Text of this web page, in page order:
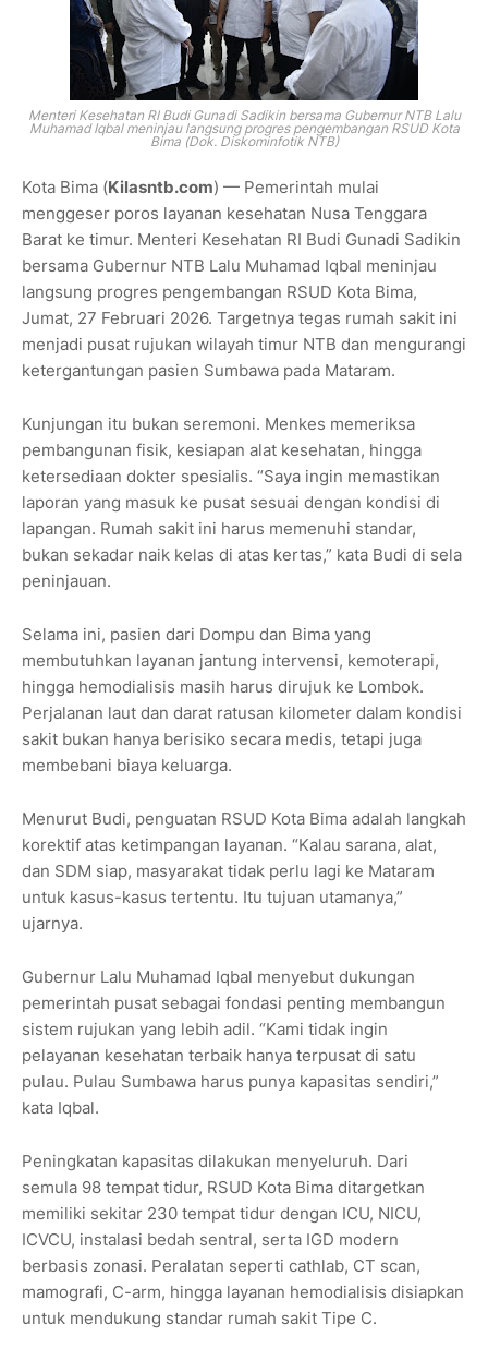
Menteri Kesehatan RI Budi Gunadi Sadikin bersama Gubernur NTB Lalu
Muhamad Iqbal meninjau langsung progres pengembangan RSUD Kota
Bima (Dok. Diskominfotik NTB)
Kota Bima (Kilasntb.com) — Pemerintah mulai
menggeser poros layanan kesehatan Nusa Tenggara
Barat ke timur. Menteri Kesehatan RI Budi Gunadi Sadikin
bersama Gubernur NTB Lalu Muhamad Iqbal meninjau
langsung progres pengembangan RSUD Kota Bima,
Jumat, 27 Februari 2026. Targetnya tegas rumah sakit ini
menjadi pusat rujukan wilayah timur NTB dan mengurangi
ketergantungan pasien Sumbawa pada Mataram.
Kunjungan itu bukan seremoni. Menkes memeriksa
pembangunan fisik, kesiapan alat kesehatan, hingga
ketersediaan dokter spesialis. “Saya ingin memastikan
laporan yang masuk ke pusat sesuai dengan kondisi di
lapangan. Rumah sakit ini harus memenuhi standar,
bukan sekadar naik kelas di atas kertas,” kata Budi di sela
peninjauan.
Selama ini, pasien dari Dompu dan Bima yang
membutuhkan layanan jantung intervensi, kemoterapi,
hingga hemodialisis masih harus dirujuk ke Lombok.
Perjalanan laut dan darat ratusan kilometer dalam kondisi
sakit bukan hanya berisiko secara medis, tetapi juga
membebani biaya keluarga.
Menurut Budi, penguatan RSUD Kota Bima adalah langkah
korektif atas ketimpangan layanan. “Kalau sarana, alat,
dan SDM siap, masyarakat tidak perlu lagi ke Mataram
untuk kasus-kasus tertentu. Itu tujuan utamanya,”
ujarnya.
Gubernur Lalu Muhamad Iqbal menyebut dukungan
pemerintah pusat sebagai fondasi penting membangun
sistem rujukan yang lebih adil. “Kami tidak ingin
pelayanan kesehatan terbaik hanya terpusat di satu
pulau. Pulau Sumbawa harus punya kapasitas sendiri,”
kata Iqbal.
Peningkatan kapasitas dilakukan menyeluruh. Dari
semula 98 tempat tidur, RSUD Kota Bima ditargetkan
memiliki sekitar 230 tempat tidur dengan ICU, NICU,
ICVCU, instalasi bedah sentral, serta IGD modern
berbasis zonasi. Peralatan seperti cathlab, CT scan,
mamografi, C-arm, hingga layanan hemodialisis disiapkan
untuk mendukung standar rumah sakit Tipe C.